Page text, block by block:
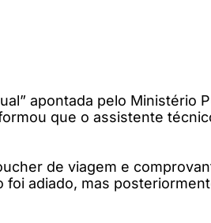
apontada pelo Ministério
que o assistente
de viagem e
adiado, mas